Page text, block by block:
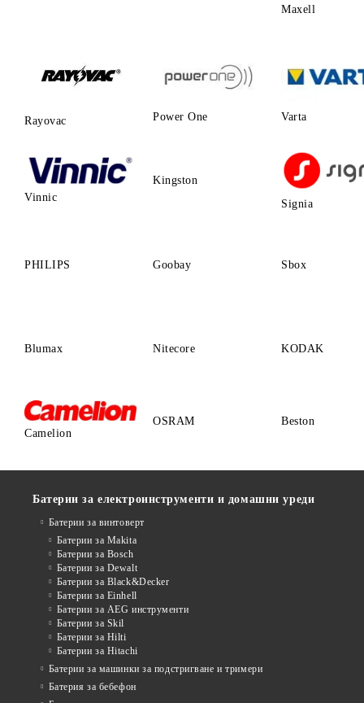
Maxell
Rayovac Power One Varta
Vinnic
Kingston
Signia
PHILIPS Goobay Sbox
Blumax Nitecore KODAK
Camelion
OSRAM Beston
Батерии за електроинструменти и домашни уреди
Батерии за винтоверт
Батерии за Makita
Батерии за Bosch
Батерии за Dewalt
Батерии за Black&Decker
Батерии за Einhell
Батерии за AEG инструменти
Батерии за Skil
Батерии за Hilti
Батерии за Hitachi
Батерии за машинки за подстригване и тримери
Батерия за бебефон